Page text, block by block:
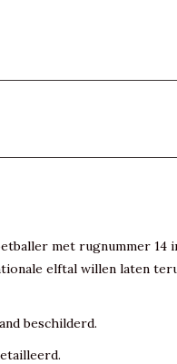
met rugnummer
elftal willen laten
beschilderd.